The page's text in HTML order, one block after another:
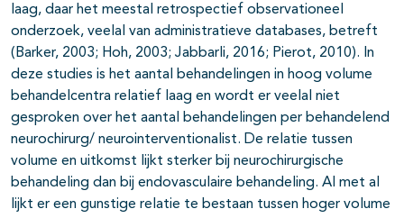
laag, daar het meestal retrospectief observationeel
onderzoek, veelal van administratieve databases, betreft
(Barker, 2003; Hoh, 2003; Jabbarli, 2016; Pierot, 2010). In
deze studies is het aantal behandelingen in hoog volume
behandelcentra relatief laag en wordt er veelal niet
gesproken over het aantal behandelingen per behandelend
neurochirurg/ neurointerventionalist. De relatie tussen
volume en uitkomst lijkt sterker bij neurochirurgische
behandeling dan bij endovasculaire behandeling. Al met al
lijkt er een gunstige relatie te bestaan tussen hoger volume